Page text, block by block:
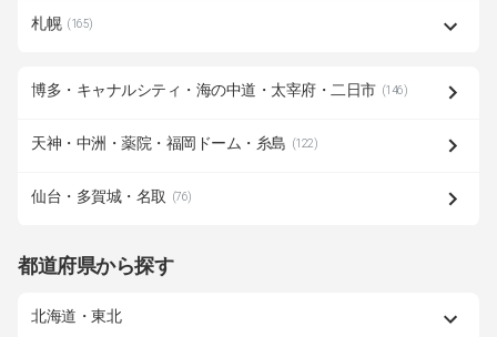
札幌 (165)
博多・キャナルシティ・海の中道・太宰府・二日市 (146)
天神・中洲・薬院・福岡ドーム・糸島 (122)
仙台・多賀城・名取 (76)
都道府県から探す
北海道・東北